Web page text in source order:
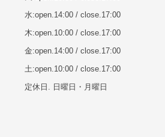
水:open.14:00 / close.17:00
木:open.10:00 / close.17:00
金:open.14:00 / close.17:00
土:open.10:00 / close.17:00
定休日. 日曜日・月曜日